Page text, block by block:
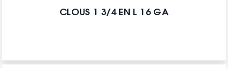
CLOUS 1 3/4 EN L 16 GA